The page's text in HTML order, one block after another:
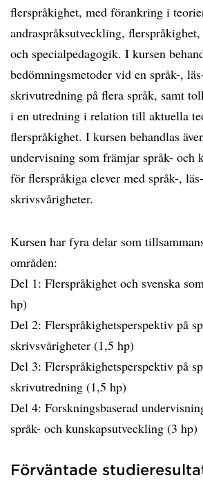
flerspråkighet, med förankring i
andraspråksutveckling,
och specialpedagogik. I kursen
bedömningsmetoder vid en språk-,
skrivutredning på flera språk, samt
i en utredning i relation till aktuella
flerspråkighet. I kursen behandlas
undervisning som främjar språk- och
för flerspråkiga elever med språk-,
skrivsvårigheter.
Kursen har fyra delar som
områden:
Del 1: Flerspråkighet och svenska
hp)
Del 2: Flerspråkighetsperspektiv på
skrivsvårigheter (1,5 hp)
Del 3: Flerspråkighetsperspektiv på
skrivutredning (1,5 hp)
Del 4: Forskningsbaserad
språk- och kunskapsutveckling (3 hp)
Förväntade